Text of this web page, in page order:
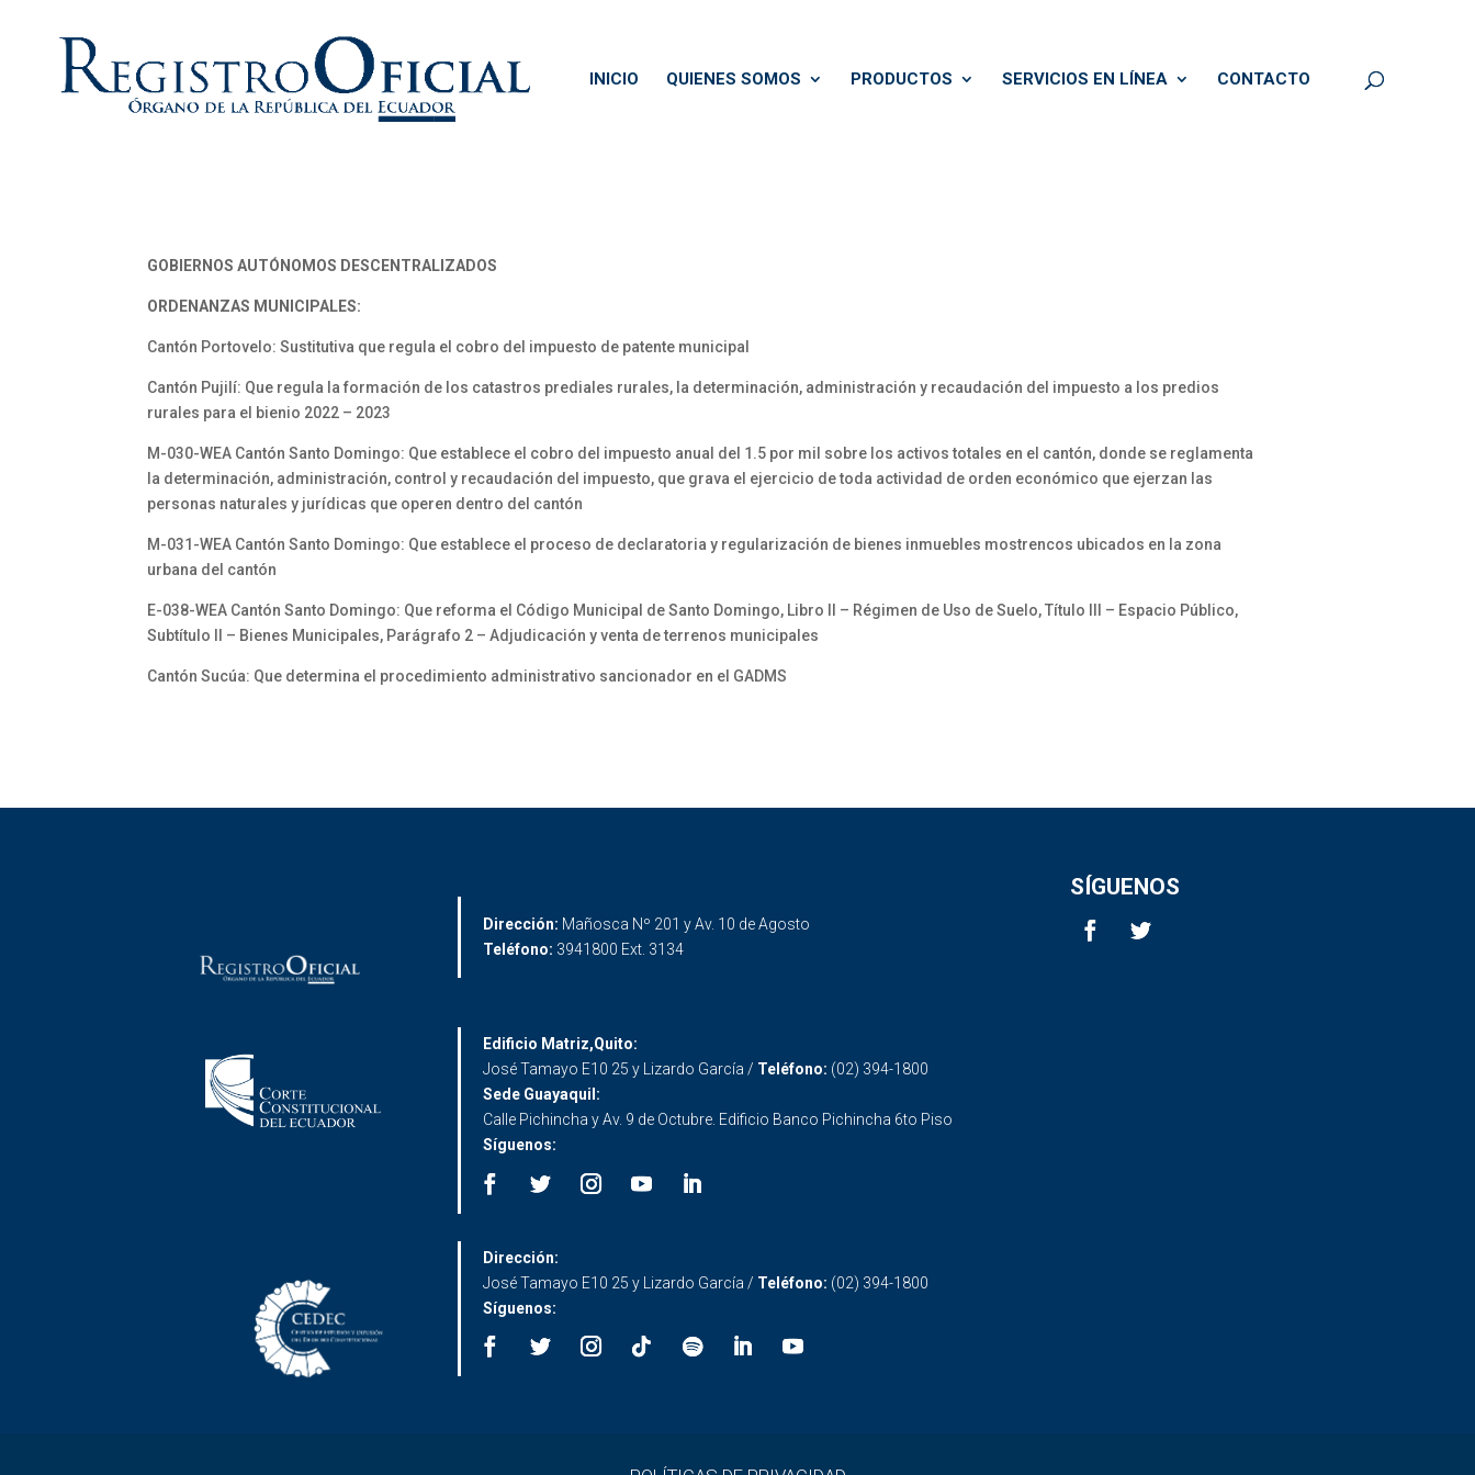
INICIO QUIENES SOMOS PRODUCTOS SERVICIOS EN LÍNEA CONTACTO
GOBIERNOS AUTÓNOMOS DESCENTRALIZADOS
ORDENANZAS MUNICIPALES:
Cantón Portovelo: Sustitutiva que regula el cobro del impuesto de patente municipal
Cantón Pujilí: Que regula la formación de los catastros prediales rurales, la determinación, administración y recaudación del impuesto a los predios
rurales para el bienio 2022 – 2023
M-030-WEA Cantón Santo Domingo: Que establece el cobro del impuesto anual del 1.5 por mil sobre los activos totales en el cantón, donde se reglamenta
la determinación, administración, control y recaudación del impuesto, que grava el ejercicio de toda actividad de orden económico que ejerzan las
personas naturales y jurídicas que operen dentro del cantón
M-031-WEA Cantón Santo Domingo: Que establece el proceso de declaratoria y regularización de bienes inmuebles mostrencos ubicados en la zona
urbana del cantón
E-038-WEA Cantón Santo Domingo: Que reforma el Código Municipal de Santo Domingo, Libro II – Régimen de Uso de Suelo, Título III – Espacio Público,
Subtítulo II – Bienes Municipales, Parágrafo 2 – Adjudicación y venta de terrenos municipales
Cantón Sucúa: Que determina el procedimiento administrativo sancionador en el GADMS
Dirección: Mañosca Nº 201 y Av. 10 de Agosto
Teléfono: 3941800 Ext. 3134
SÍGUENOS
Edificio Matriz,Quito:
José Tamayo E10 25 y Lizardo García / Teléfono: (02) 394-1800
Sede Guayaquil:
Calle Pichincha y Av. 9 de Octubre. Edificio Banco Pichincha 6to Piso
Síguenos:
Dirección:
José Tamayo E10 25 y Lizardo García / Teléfono: (02) 394-1800
Síguenos: